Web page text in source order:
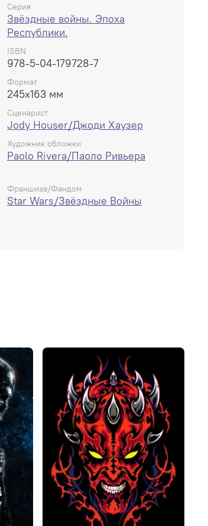
Серия
Звёздные войны. Эпоха
Республики.
ISBN
978-5-04-179728-7
Формат
245x163 мм
Сценарист
Jody Houser/Джоди Хаузер
Художник обложки
Paolo Rivera/Паоло Ривьера
Франшиза/Фандом
Star Wars/Звёздные Войны